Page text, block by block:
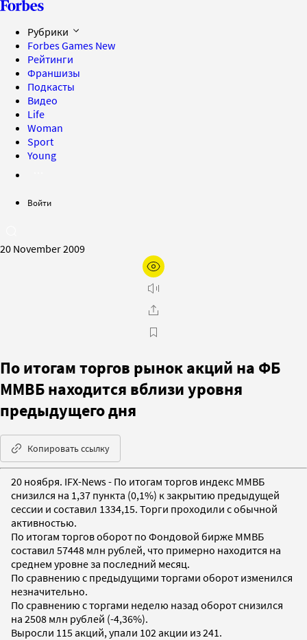
Рубрики
Forbes Games New
Рейтинги
Франшизы
Подкасты
Видео
Life
Woman
Sport
Young
Войти
20 November 2009
По итогам торгов рынок акций на ФБ
ММВБ находится вблизи уровня
предыдущего дня
Копировать ссылку
20 ноября. IFX-News - По итогам торгов индекс ММВБ
снизился на 1,37 пункта (0,1%) к закрытию предыдущей
сессии и составил 1334,15. Торги проходили с обычной
активностью.
По итогам торгов оборот по Фондовой бирже ММВБ
составил 57448 млн рублей, что примерно находится на
среднем уровне за последний месяц.
По сравнению с предыдущими торгами оборот изменился
незначительно.
По сравнению с торгами неделю назад оборот снизился
на 2508 млн рублей (-4,36%).
Выросли 115 акций, упали 102 акции из 241.